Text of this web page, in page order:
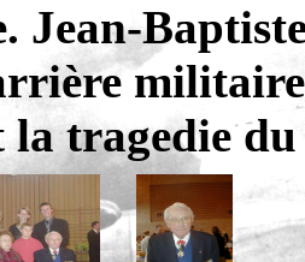
Jean-
tragedie du